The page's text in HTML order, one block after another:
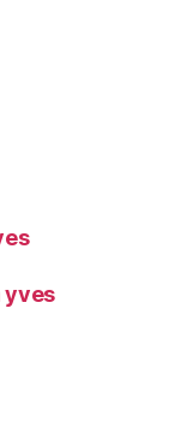
yves